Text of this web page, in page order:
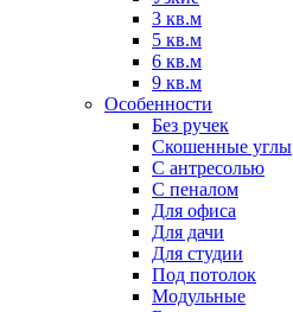
3 кв.м
5 кв.м
6 кв.м
9 кв.м
Особенности
Без ручек
Скошенные углы
С антресолью
С пеналом
Для офиса
Для дачи
Для студии
Под потолок
Модульные